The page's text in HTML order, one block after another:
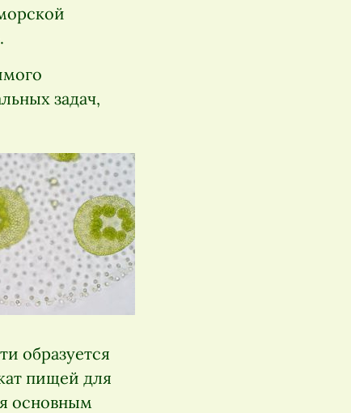
задач,
образуется
пищей для
основным